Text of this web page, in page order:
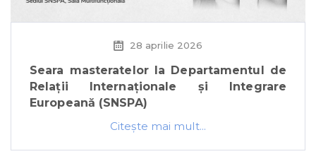
28 aprilie 2026
Seara masteratelor la Departamentul de
Relații Internaționale și Integrare
Europeană (SNSPA)
Citeşte mai mult...